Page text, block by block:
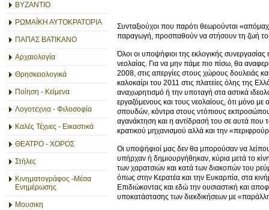
ΒΥΖΑΝΤΙΟ
ΡΩΜΑΪΚΗ ΑΥΤΟΚΡΑΤΟΡΙΑ
ΠΑΠΑΣ ΒΑΤΙΚΑΝΟ
Αρχαιολογία
Θρησκειολογικά
Ποίηση - Κείμενα
Λογοτεχνια - Φιλοσοφία
Καλές Τέχνες - Εικαστικά
ΘΕΑΤΡΟ - ΧΟΡΟΣ
Στήλες
Κινηματογράφος -Μέσα
Ενημέρωσης
Μουσικη
Συνταξιούχοι που παρότι θεωρούνται
παραγωγή, προσπαθούν να στήσουν τη ζωή
Όλοι οι υποψήφιοι της εκλογικής
νεολαίας. Για να μην πάμε πιο πίσω, θα
2008, στις απεργίες στους χώρους δουλειάς
καλοκαίρι του 2011 στις πλατείες όλης της
αναχωρητισμό ή την υποταγή στα αστικά
εργαζόμενους και τους νεολαίους, ότι μόνο
σπουδών, κόντρα στους ντόπιους εκπροσώπους
αγανάκτηση και η αντίδρασή του σε αυτά που
κρατικού μηχανισμού αλλά και την
Οι υποψήφιοί μας δεν θα μπορούσαν να
υπήρχαν ή δημιουργήθηκαν, κύρια μετά το
των χαρατσιών και κατά των διακοπών του
όπως στην Κερατέα και την Ευκαρπία, στα
Επιδιώκοντας και εδώ την ουσιαστική και
υποκατάστασης των διεκδικήσεων με